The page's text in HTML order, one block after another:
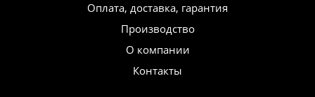
Оплата, доставка, гарантия
Производство
О компании
Контакты